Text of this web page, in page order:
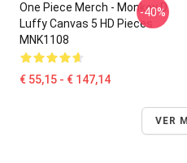
One Piece Merch - Monkey D.
Luffy Canvas 5 HD Pieces
MNK1108
€ 55,15 - € 147,14
-40%
VER